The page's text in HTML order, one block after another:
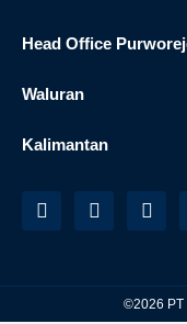
Head Office
Waluran
Kalimantan
©2026 PT